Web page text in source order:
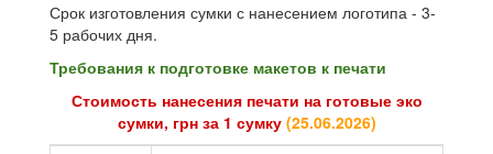
Срок изготовления сумки с нанесением логотипа - 3-
5 рабочих дня.
Требования к подготовке макетов к печати
Стоимость нанесения печати на готовые эко
сумки, грн за 1 сумку (25.06.2026)